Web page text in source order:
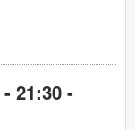
21:30 -